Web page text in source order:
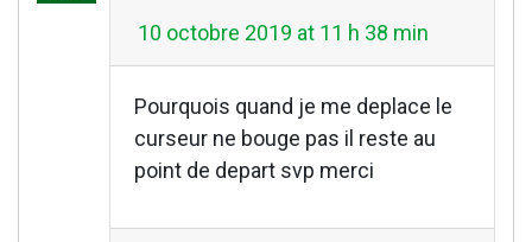
10 octobre 2019 at 11 h 38 min
Pourquois quand je me deplace le
curseur ne bouge pas il reste au
point de depart svp merci